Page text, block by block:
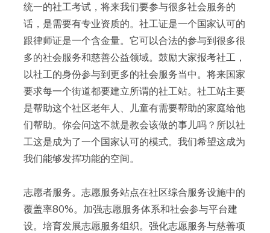
统一的社工考试，将来我们要参与很多社会服务的
话，是需要有专业资质的。社工证是一个国家认可的
跟律师证是一个含金量。它可以合法的参与到很多很
多的社会服务和慈善公益领域。鼓励大家报考社工，
以社工的身份参与到更多的社会服务当中。将来国家
要求每一个街道都要建立所谓的社工站。社工站主要
是帮助这个社区老年人、儿童有需要帮助的家庭给他
们帮助。你会问这不就是教会该做的事儿吗？所以社
工这是成为了一个国家认可的模式。我们希望这成为
我们能够发挥功能的空间。
志愿者服务。志愿服务站点在社区综合服务设施中的
覆盖率80%。加强志愿服务体系和社会参与平台建
设。培育发展志愿服务组织。强化志愿服务与慈善项